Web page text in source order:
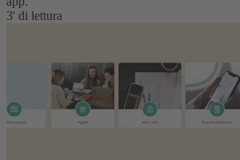
3' di lettura